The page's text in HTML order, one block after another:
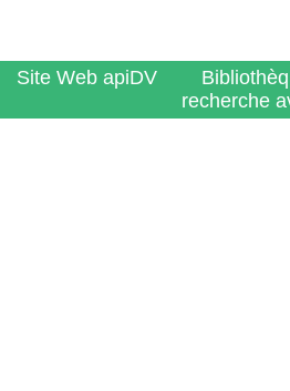
Site Web apiDV
recherche